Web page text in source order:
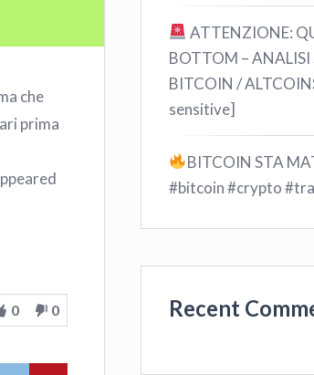
che
prima
0 0
ATTENZIONE:
BOTTOM – ANALISI
BITCOIN /
sensitive]
BITCOIN STA
#bitcoin #crypto
Recent